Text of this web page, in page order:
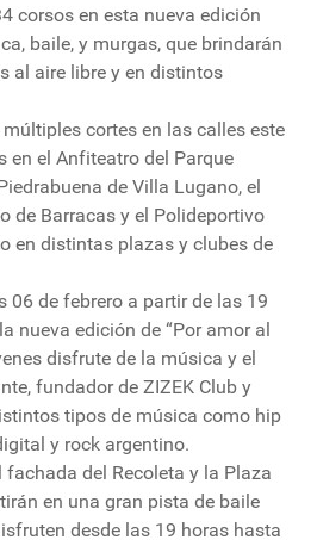
corsos en esta nueva edición
baile, y murgas, que brindarán
al aire libre y en distintos
cortes en las calles este
en el Anfiteatro del Parque
de Villa Lugano, el
de Barracas y el Polideportivo
en distintas plazas y clubes de
06 de febrero a partir de las 19
nueva edición de “Por amor al
disfrute de la música y el
fundador de ZIZEK Club y
tipos de música como hip
y rock argentino.
fachada del Recoleta y la Plaza
en una gran pista de baile
desde las 19 horas hasta